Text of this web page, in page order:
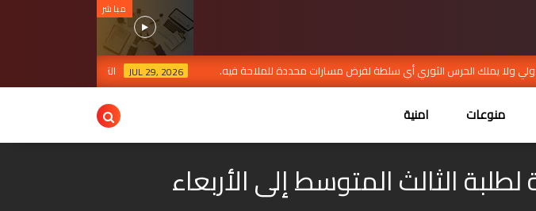
مباشر
ولا يملك الحرس الثوري أي سلطة لفرض مسارات محددة للملاحة فيه. JUL 29, 2026 التربية تعتمد خدمة غلق
منوعات امنية
لطلبة الثالث المتوسط إلى الأربعاء